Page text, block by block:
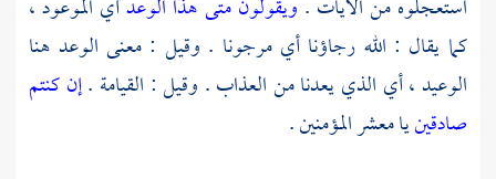
استعجلوه من الآيات . ويقولون متى هذا الوعدأي الموعود ،
كما يقال : الله رجاؤنا أي مرجونا . وقيل : معنى الوعد هنا
الوعيد ، أي الذي يعدنا من العذاب . وقيل : القيامة .إن كنتم
صادقينيا معشر المؤمنين .